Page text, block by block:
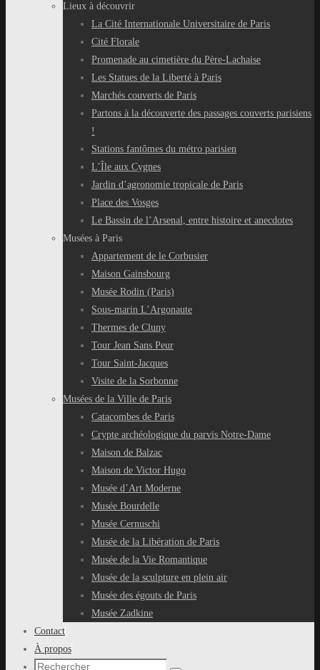
Lieux à découvrir
La Cité Internationale Universitaire de Paris
Cité Florale
Promenade au cimetière du Père-Lachaise
Les Statues de la Liberté à Paris
Marchés couverts de Paris
Partons à la découverte des passages couverts parisiens
!
Stations fantômes du métro parisien
L’Île aux Cygnes
Jardin d’agronomie tropicale de Paris
Place des Vosges
Le Bassin de l’Arsenal, entre histoire et anecdotes
Musées à Paris
Appartement de le Corbusier
Maison Gainsbourg
Musée Rodin (Paris)
Sous-marin L’Argonaute
Thermes de Cluny
Tour Jean Sans Peur
Tour Saint-Jacques
Visite de la Sorbonne
Musées de la Ville de Paris
Catacombes de Paris
Crypte archéologique du parvis Notre-Dame
Maison de Balzac
Maison de Victor Hugo
Musée d’Art Moderne
Musée Bourdelle
Musée Cernuschi
Musée de la Libération de Paris
Musée de la Vie Romantique
Musée de la sculpture en plein air
Musée des égouts de Paris
Musée Zadkine
Contact
À propos
Recherche